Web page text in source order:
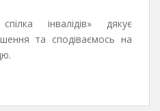
інвалідів» дякує
та сподіваємось на